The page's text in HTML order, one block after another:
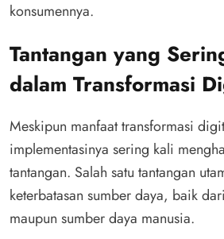
konsumennya.
Tantangan yang
dalam Transformasi
Meskipun manfaat transformasi
implementasinya sering kali
tantangan. Salah satu tantangan
keterbatasan sumber daya, baik
maupun sumber daya manusia.